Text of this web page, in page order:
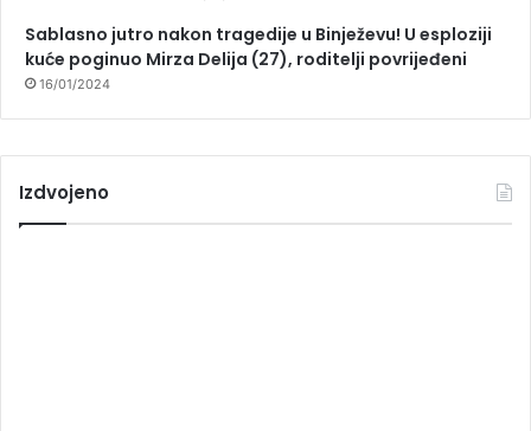
Sablasno jutro nakon tragedije u Binježevu! U esploziji
kuće poginuo Mirza Delija (27), roditelji povrijeđeni
16/01/2024
Izdvojeno